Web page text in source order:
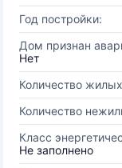
Год постройки:
Дом признан
Нет
Количество
Количество
Класс
Не заполнено